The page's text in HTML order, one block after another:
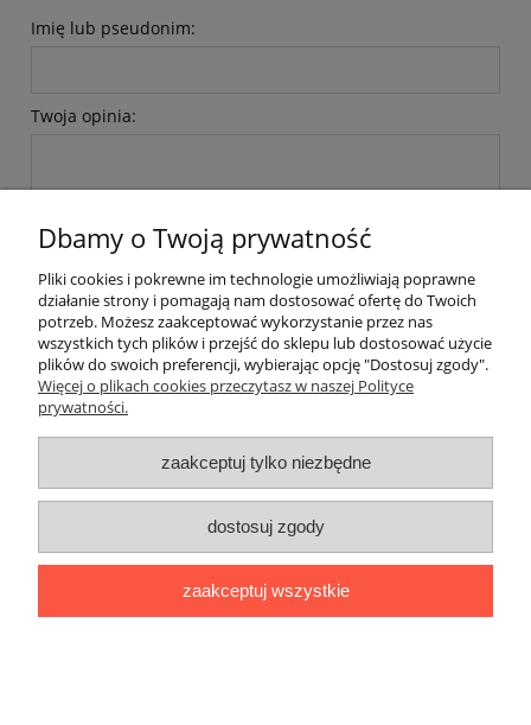
Imię lub pseudonim:
Twoja opinia:
wyślij
Pomoc
Moje konto
Płatności i dostawa
Informacje
O nas
Dbamy o Twoją prywatność
Pliki cookies i pokrewne im technologie umożliwiają poprawne
działanie strony i pomagają nam dostosować ofertę do Twoich
potrzeb. Możesz zaakceptować wykorzystanie przez nas
wszystkich tych plików i przejść do sklepu lub dostosować użycie
plików do swoich preferencji, wybierając opcję "Dostosuj zgody".
Więcej o plikach cookies przeczytasz w naszej Polityce
prywatności.
zaakceptuj tylko niezbędne
dostosuj zgody
zaakceptuj wszystkie